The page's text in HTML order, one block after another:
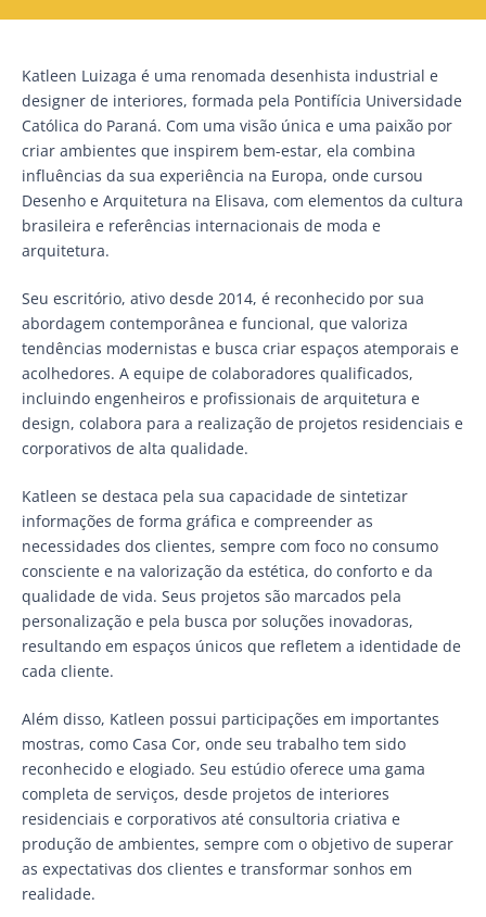
Katleen Luizaga é uma renomada desenhista industrial e
designer de interiores, formada pela Pontifícia Universidade
Católica do Paraná. Com uma visão única e uma paixão por
criar ambientes que inspirem bem-estar, ela combina
influências da sua experiência na Europa, onde cursou
Desenho e Arquitetura na Elisava, com elementos da cultura
brasileira e referências internacionais de moda e
arquitetura.
Seu escritório, ativo desde 2014, é reconhecido por sua
abordagem contemporânea e funcional, que valoriza
tendências modernistas e busca criar espaços atemporais e
acolhedores. A equipe de colaboradores qualificados,
incluindo engenheiros e profissionais de arquitetura e
design, colabora para a realização de projetos residenciais e
corporativos de alta qualidade.
Katleen se destaca pela sua capacidade de sintetizar
informações de forma gráfica e compreender as
necessidades dos clientes, sempre com foco no consumo
consciente e na valorização da estética, do conforto e da
qualidade de vida. Seus projetos são marcados pela
personalização e pela busca por soluções inovadoras,
resultando em espaços únicos que refletem a identidade de
cada cliente.
Além disso, Katleen possui participações em importantes
mostras, como Casa Cor, onde seu trabalho tem sido
reconhecido e elogiado. Seu estúdio oferece uma gama
completa de serviços, desde projetos de interiores
residenciais e corporativos até consultoria criativa e
produção de ambientes, sempre com o objetivo de superar
as expectativas dos clientes e transformar sonhos em
realidade.